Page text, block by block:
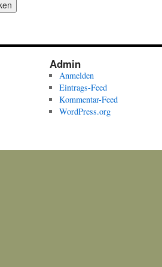
Admin
Anmelden
Eintrags-Feed
Kommentar-Feed
WordPress.org